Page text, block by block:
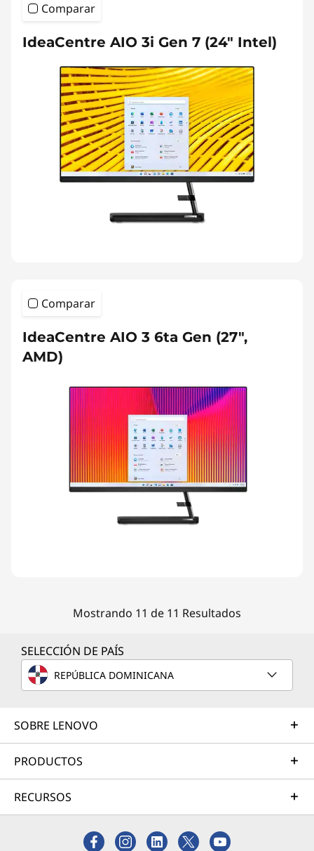
Comparar
IdeaCentre AIO 3i Gen 7 (24" Intel)
Comparar
IdeaCentre AIO 3 6ta Gen (27",
AMD)
Mostrando 11 de 11 Resultados
SELECCIÓN DE PAÍS
REPÚBLICA DOMINICANA
SOBRE LENOVO
PRODUCTOS
RECURSOS